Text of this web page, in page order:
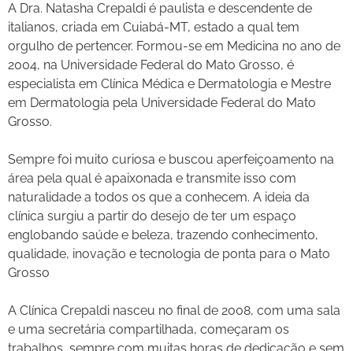
A Dra. Natasha Crepaldi é paulista e descendente de
italianos, criada em Cuiabá-MT, estado a qual tem
orgulho de pertencer. Formou-se em Medicina no ano de
2004, na Universidade Federal do Mato Grosso, é
especialista em Clínica Médica e Dermatologia e Mestre
em Dermatologia pela Universidade Federal do Mato
Grosso.
Sempre foi muito curiosa e buscou aperfeiçoamento na
área pela qual é apaixonada e transmite isso com
naturalidade a todos os que a conhecem. A ideia da
clínica surgiu a partir do desejo de ter um espaço
englobando saúde e beleza, trazendo conhecimento,
qualidade, inovação e tecnologia de ponta para o Mato
Grosso
A Clínica Crepaldi nasceu no final de 2008, com uma sala
e uma secretária compartilhada, começaram os